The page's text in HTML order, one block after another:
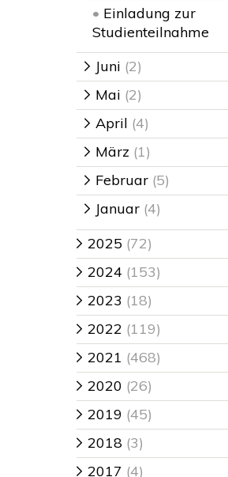
• Einladung zur
Studienteilnahme
> Juni (2)
> Mai (2)
> April (4)
> März (1)
> Februar (5)
> Januar (4)
> 2025 (72)
> 2024 (153)
> 2023 (18)
> 2022 (119)
> 2021 (468)
> 2020 (26)
> 2019 (45)
> 2018 (3)
> 2017 (4)